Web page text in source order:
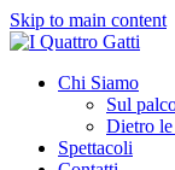
Skip to main content
Chi Siamo
Sul
Dietro
Spettacoli